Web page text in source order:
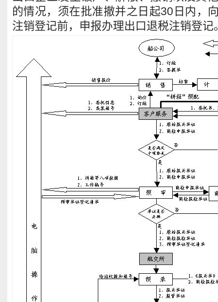
的情况，须在批准撤并之日起30日内，
注销登记前，申报办理出口退税注销登记